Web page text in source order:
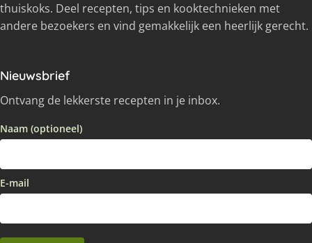
thuiskoks. Deel recepten, tips en kooktechnieken met
andere bezoekers en vind gemakkelijk een heerlijk gerecht.
Nieuwsbrief
Ontvang de lekkerste recepten in je inbox.
Naam (optioneel)
E-mail